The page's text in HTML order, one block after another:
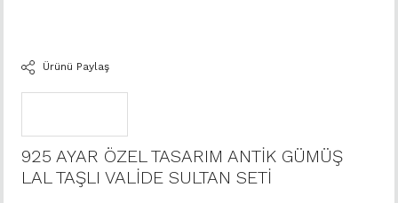
Ürünü Paylaş
925 AYAR ÖZEL TASARIM ANTİK GÜMÜŞ
LAL TAŞLI VALİDE SULTAN SETİ